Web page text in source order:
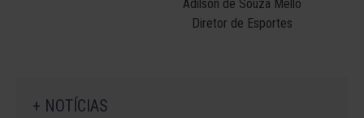
Adilson de Souza Mello
Diretor de Esportes
+ NOTÍCIAS